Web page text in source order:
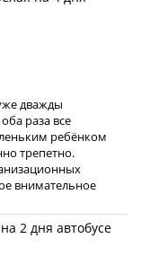
дважды
раза все
ребёнком
трепетно.
внимательное